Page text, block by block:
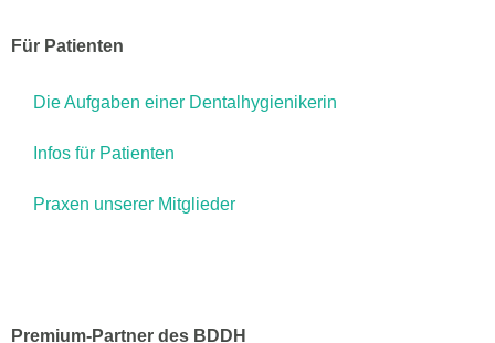
Für Patienten
Die Aufgaben einer Dentalhygienikerin
Infos für Patienten
Praxen unserer Mitglieder
Premium-Partner des BDDH